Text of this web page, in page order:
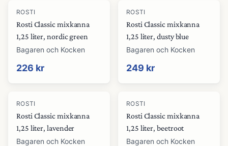
ROSTI
Rosti Classic mixkanna
1,25 liter, nordic green
Bagaren och Kocken
226 kr
ROSTI
Rosti Classic mixkanna
1,25 liter, dusty blue
Bagaren och Kocken
249 kr
ROSTI
Rosti Classic mixkanna
1,25 liter, lavender
Bagaren och Kocken
ROSTI
Rosti Classic mixkanna
1,25 liter, beetroot
Bagaren och Kocken